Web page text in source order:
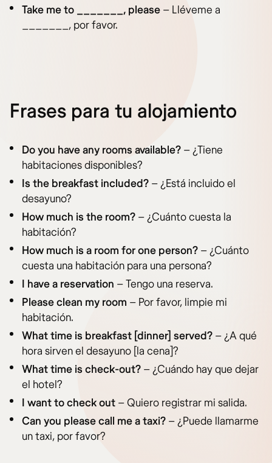
Take me to _______, please – Lléveme a
_______, por favor.
Frases para tu alojamiento
Do you have any rooms available? – ¿Tiene
habitaciones disponibles?
Is the breakfast included? – ¿Está incluido el
desayuno?
How much is the room? – ¿Cuánto cuesta la
habitación?
How much is a room for one person? – ¿Cuánto
cuesta una habitación para una persona?
I have a reservation – Tengo una reserva.
Please clean my room – Por favor, limpie mi
habitación.
What time is breakfast [dinner] served? – ¿A qué
hora sirven el desayuno [la cena]?
What time is check-out? – ¿Cuándo hay que dejar
el hotel?
I want to check out – Quiero registrar mi salida.
Can you please call me a taxi? – ¿Puede llamarme
un taxi, por favor?